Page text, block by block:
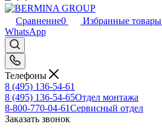
Сравнение0 Избранные товары
WhatsApp
Телефоны
8 (495) 136-54-61
8 (495) 136-54-65Отдел монтажа
8-800-770-04-61Сервисный отдел
Заказать звонок